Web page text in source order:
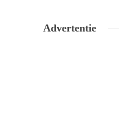
Advertentie